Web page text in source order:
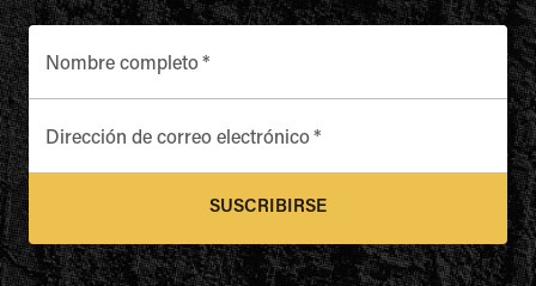
Nombre completo*
Dirección de correo electrónico*
SUSCRIBIRSE